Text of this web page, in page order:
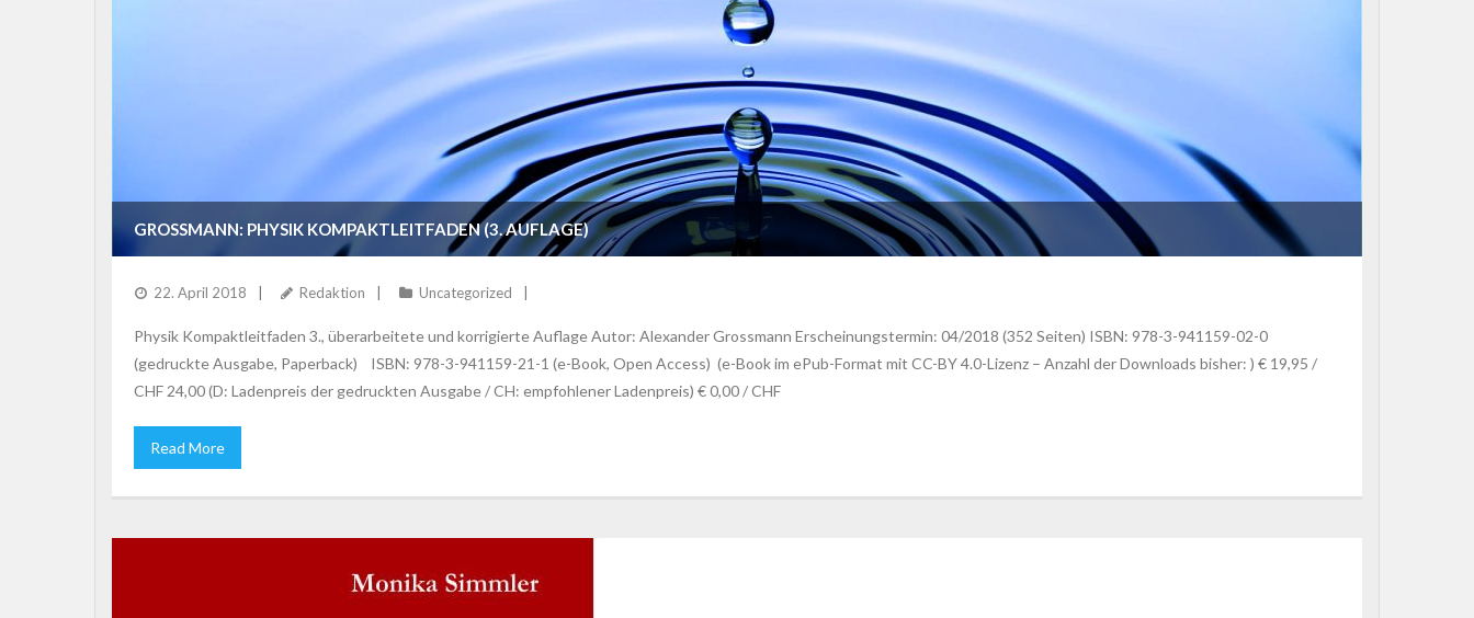
GROSSMANN: PHYSIK KOMPAKTLEITFADEN (3. AUFLAGE)
22. April 2018 Redaktion Uncategorized
Physik Kompaktleitfaden 3., überarbeitete und korrigierte Auflage Autor: Alexander Grossmann Erscheinungstermin: 04/2018 (352 Seiten) ISBN: 978-3-941159-02-0
(gedruckte Ausgabe, Paperback) ISBN: 978-3-941159-21-1 (e-Book, Open Access) (e-Book im ePub-Format mit CC-BY 4.0-Lizenz – Anzahl der Downloads bisher: ) € 19,95 /
CHF 24,00 (D: Ladenpreis der gedruckten Ausgabe / CH: empfohlener Ladenpreis) € 0,00 / CHF
Read More